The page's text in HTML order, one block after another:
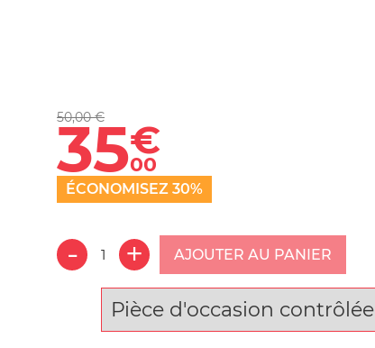
50,00 €
35€
00
ÉCONOMISEZ 30%
AJOUTER AU PANIER
Pièce d'occasion contrôlée